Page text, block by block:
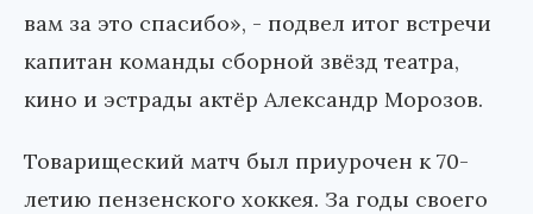
вам за это спасибо», - подвел итог встречи
капитан команды сборной звёзд театра,
кино и эстрады актёр Александр Морозов.
Товарищеский матч был приурочен к 70-
летию пензенского хоккея. За годы своего